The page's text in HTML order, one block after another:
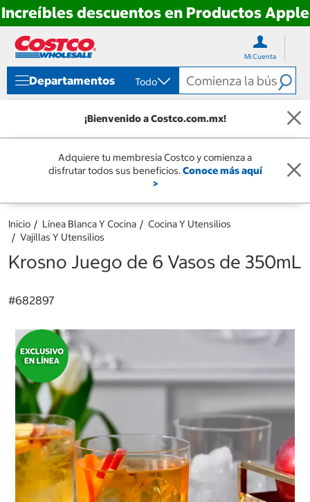
Increíbles descuentos en Productos Apple
directo
contenido
directo
menú
navegación
Mi Cuenta
Departamentos Todo
¡Bienvenido a Costco.com.mx!
Adquiere tu membresía Costco y comienza a
disfrutar todos sus beneficios.Conoce más aquí
>
Inicio Línea Blanca Y Cocina
Cocina Y Utensilios
Vajillas Y Utensilios
Krosno Juego de 6 Vasos de 350mL
#682897